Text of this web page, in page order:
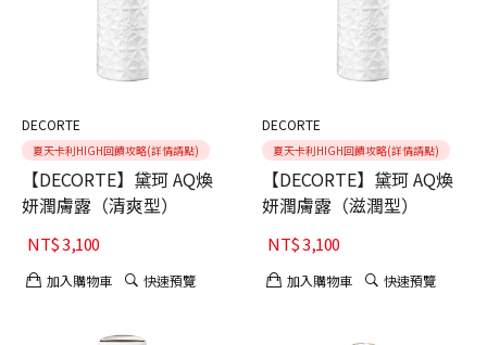
DECORTE
夏天卡利HIGH回饋攻略(詳情請點)
【DECORTE】黛珂 AQ煥
妍潤膚露（清爽型）
NT$3,100
加入購物車 快速預覽
DECORTE
夏天卡利HIGH回饋攻略(詳情請點)
【DECORTE】黛珂 AQ煥
妍潤膚露（滋潤型）
NT$3,100
加入購物車 快速預覽